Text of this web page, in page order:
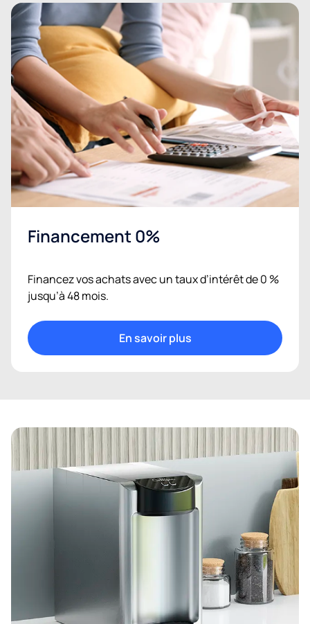
Financement 0%
Financez vos achats avec un taux d’intérêt de 0 %
jusqu’à 48 mois.
En savoir plus